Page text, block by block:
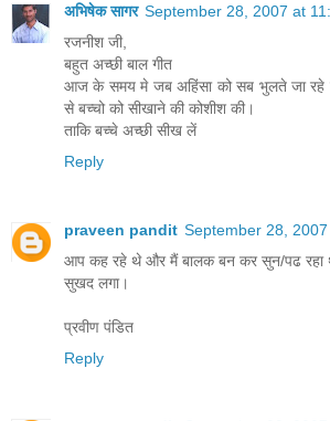
अभिषेक सागर September 28, 2007 at
रजनीश जी,
बहुत अच्छी बाल गीत
आज के समय मे जब अहिंसा को सब भुलते जा रहे
से बच्चो को सीखाने की कोशीश की।
ताकि बच्चे अच्छी सीख लें
Reply
praveen pandit September 28,
आप कह रहे थे और मैं बालक बन कर सुन/पढ रहा
सुखद लगा।
प्रवीण पंडित
Reply